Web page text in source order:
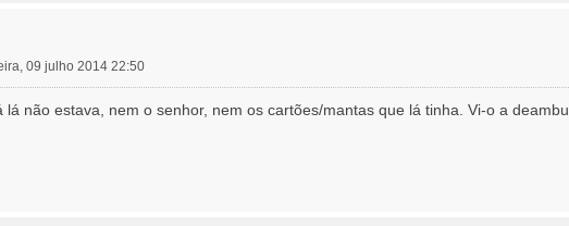
09 julho 2014 22:50
lá não estava, nem o senhor, nem os cartões/mantas que lá tinha. Vi-o a